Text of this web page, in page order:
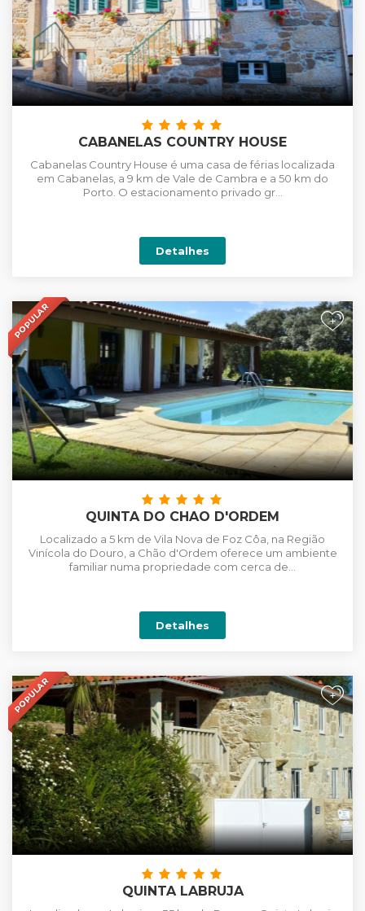
CABANELAS COUNTRY HOUSE
Cabanelas Country House é uma casa de férias localizada
em Cabanelas, a 9 km de Vale de Cambra e a 50 km do
Porto. O estacionamento privado gr...
Detalhes
POPULAR +
QUINTA DO CHAO D'ORDEM
Localizado a 5 km de Vila Nova de Foz Côa, na Região
Vinícola do Douro, a Chão d'Ordem oferece um ambiente
familiar numa propriedade com cerca de...
Detalhes
POPULAR +
QUINTA LABRUJA